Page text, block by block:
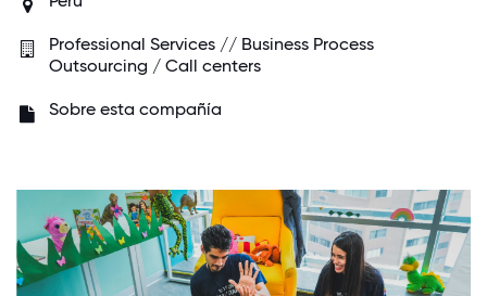
Professional Services // Business Process
Outsourcing / Call centers
Sobre esta compañía